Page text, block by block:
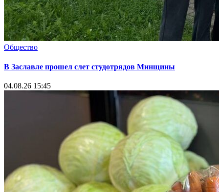
Общество
В Заславле прошел слет студотрядов Минщины
04.08.26 15:45